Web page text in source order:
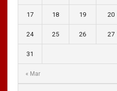
« Mar
17 18 19 20
24 25 26 27
31